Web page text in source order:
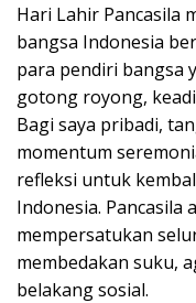
Hari Lahir Pancasila
bangsa Indonesia
para pendiri bangsa
gotong royong,
Bagi saya pribadi,
momentum
refleksi untuk
Indonesia. Pancasila
mempersatukan
membedakan suku,
belakang sosial.